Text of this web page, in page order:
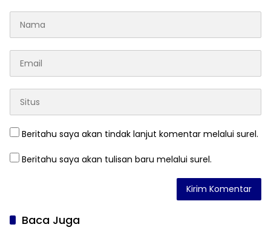
Beritahu saya akan tindak lanjut komentar melalui surel.
Beritahu saya akan tulisan baru melalui surel.
Baca Juga